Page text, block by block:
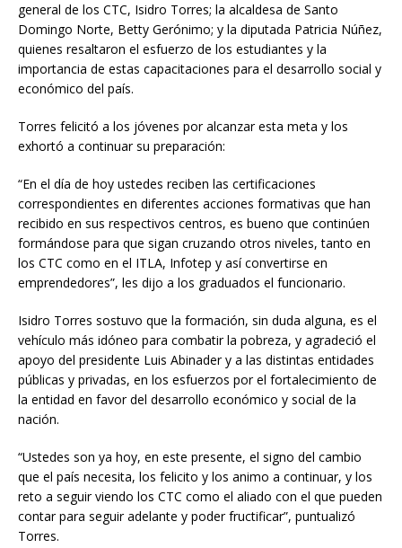
general de los CTC, Isidro Torres; la alcaldesa de Santo
Domingo Norte, Betty Gerónimo; y la diputada Patricia Núñez,
quienes resaltaron el esfuerzo de los estudiantes y la
importancia de estas capacitaciones para el desarrollo social y
económico del país.
Torres felicitó a los jóvenes por alcanzar esta meta y los
exhortó a continuar su preparación:
“En el día de hoy ustedes reciben las certificaciones
correspondientes en diferentes acciones formativas que han
recibido en sus respectivos centros, es bueno que continúen
formándose para que sigan cruzando otros niveles, tanto en
los CTC como en el ITLA, Infotep y así convertirse en
emprendedores”, les dijo a los graduados el funcionario.
Isidro Torres sostuvo que la formación, sin duda alguna, es el
vehículo más idóneo para combatir la pobreza, y agradeció el
apoyo del presidente Luis Abinader y a las distintas entidades
públicas y privadas, en los esfuerzos por el fortalecimiento de
la entidad en favor del desarrollo económico y social de la
nación.
“Ustedes son ya hoy, en este presente, el signo del cambio
que el país necesita, los felicito y los animo a continuar, y los
reto a seguir viendo los CTC como el aliado con el que pueden
contar para seguir adelante y poder fructificar”, puntualizó
Torres.